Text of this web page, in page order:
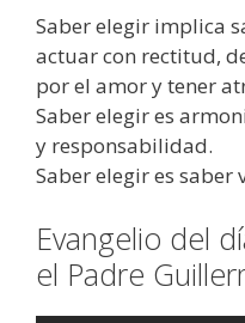
Saber elegir implica
actuar con rectitud,
por el amor y tener
Saber elegir es
y responsabilidad.
Saber elegir es saber
Evangelio del
el Padre